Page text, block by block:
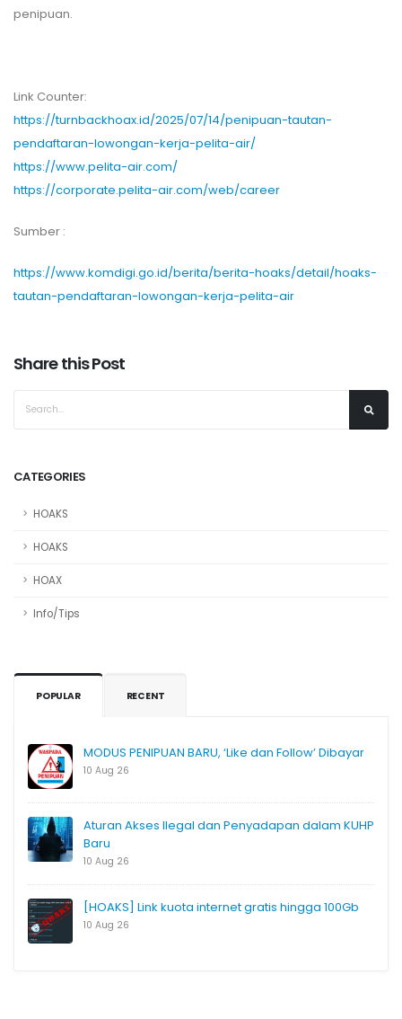
penipuan.
Link Counter:
https://turnbackhoax.id/2025/07/14/penipuan-tautan-
pendaftaran-lowongan-kerja-pelita-air/
https://www.pelita-air.com/
https://corporate.pelita-air.com/web/career
Sumber :
https://www.komdigi.go.id/berita/berita-hoaks/detail/hoaks-
tautan-pendaftaran-lowongan-kerja-pelita-air
Share this Post
CATEGORIES
HOAKS
HOAKS
HOAX
Info/Tips
POPULAR RECENT
MODUS PENIPUAN BARU, ‘Like dan Follow’ Dibayar
10 Aug 26
Aturan Akses Ilegal dan Penyadapan dalam KUHP
Baru
10 Aug 26
[HOAKS] Link kuota internet gratis hingga 100Gb
10 Aug 26